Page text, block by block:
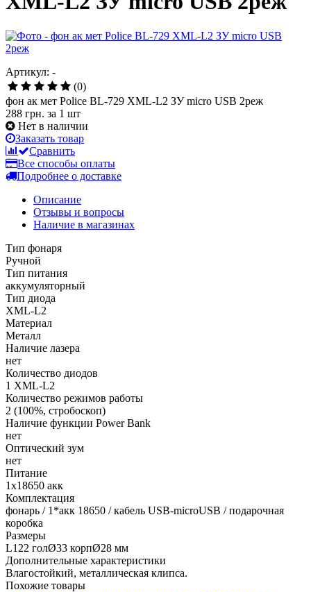
Артикул: -
(0)
фон ак мет Police BL-729 XML-L2 ЗУ micro USB 2реж
288 грн. за 1 шт
Нет в наличии
Заказать товар
Сравнить
Все способы оплаты
Подробнее о доставке
Описание
Отзывы и вопросы
Наличие в магазинах
Тип фонаря
Ручной
Тип питания
аккумуляторный
Тип диода
XML-L2
Материал
Металл
Наличие лазера
нет
Количество диодов
1 XML-L2
Количество режимов работы
2 (100%, стробоскоп)
Наличие функции Power Bank
нет
Оптический зум
нет
Питание
1х18650 акк
Комплектация
фонарь / 1*акк 18650 / кабель USB-microUSB / подарочная
коробка
Размеры
L122 голØ33 корпØ28 мм
Дополнительные характеристики
Влагостойкий, металлическая клипса.
Похожие товары